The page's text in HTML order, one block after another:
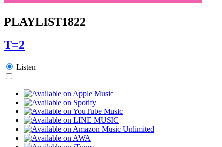
PLAYLIST1822
T=2
Listen